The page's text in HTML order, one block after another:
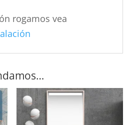
rogamos vea